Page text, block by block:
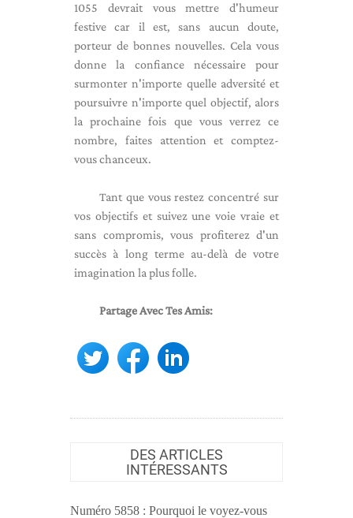
1055 devrait vous mettre d'humeur
festive car il est, sans aucun doute,
porteur de bonnes nouvelles. Cela vous
donne la confiance nécessaire pour
surmonter n'importe quelle adversité et
poursuivre n'importe quel objectif, alors
la prochaine fois que vous verrez ce
nombre, faites attention et comptez-
vous chanceux.
Tant que vous restez concentré sur
vos objectifs et suivez une voie vraie et
sans compromis, vous profiterez d'un
succès à long terme au-delà de votre
imagination la plus folle.
Partage Avec Tes Amis:
DES ARTICLES
INTÉRESSANTS
Numéro 5858 : Pourquoi le voyez-vous